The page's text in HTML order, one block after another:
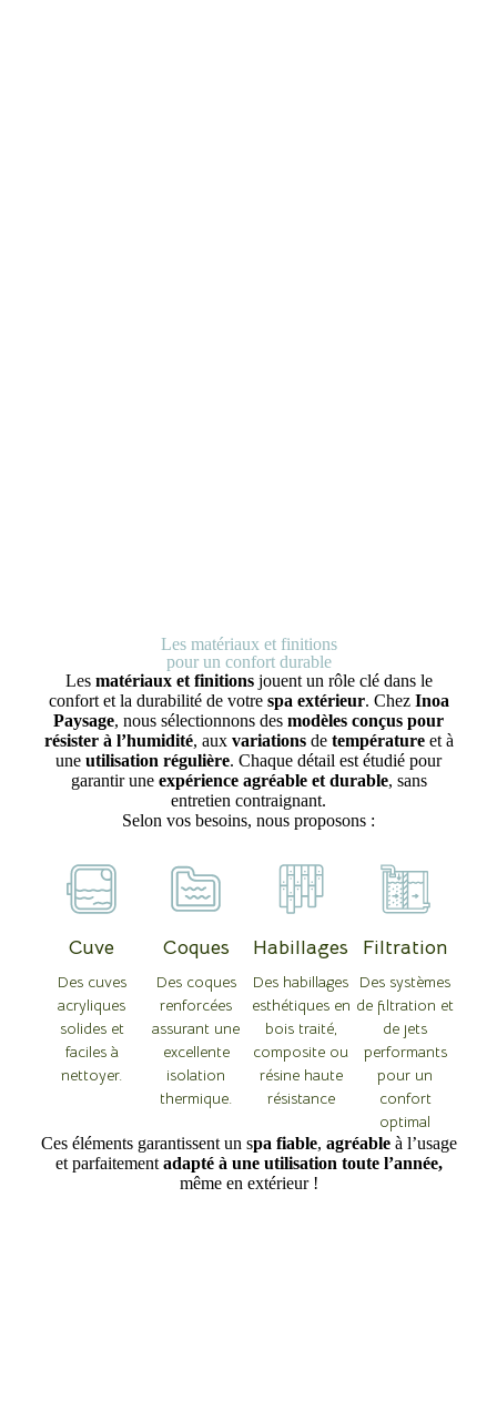
Les matériaux et finitions
pour un confort durable
Les matériaux et finitionsjouent un rôle clé dans le
confort et la durabilité de votre spa extérieur. Chez Inoa
Paysage, nous sélectionnons des modèles conçus pour
résister à l’humidité, aux variationsde températureet à
une utilisation régulière. Chaque détail est étudié pour
garantir une expérience agréable et durable, sans
entretien contraignant.
Selon vos besoins, nous proposons :
Cuve
Des cuves
acryliques
solides et
faciles à
nettoyer.
Coques
Des coques
renforcées
assurant une
excellente
isolation
thermique.
Habillages
Des habillages
esthétiques en
bois traité,
composite ou
résine haute
résistance
Filtration
Des systèmes
de filtration et
de jets
performants
pour un
confort
optimal
Ces éléments garantissent un spa fiable, agréableà l’usage
et parfaitement adapté à une utilisation toute l’année,
même en extérieur !